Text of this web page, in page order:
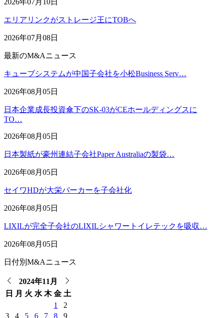
エリアリンクがストレージ王にTOBへ
2026年07月08日
最新のM&Aニュース
キューブシステムが中国子会社を小松Business Serv…
2026年08月05日
日本企業成長投資傘下のSK-03がCEホールディングスに
TO…
2026年08月05日
日本製紙が豪州連結子会社Paper Australiaの製袋…
2026年08月05日
セイワHDが大栄パーカーを子会社化
2026年08月05日
LIXILが完全子会社のLIXILシャワートイレテックを吸収…
2026年08月05日
日付別M&Aニュース
2024年11月
日
月 火 水 木 金 土
1
2
3
4 5 6 7 8
9